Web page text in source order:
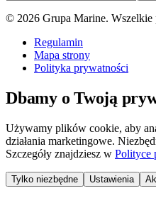
© 2026 Grupa Marine. Wszelkie
Regulamin
Mapa strony
Polityka prywatności
Dbamy o Twoją
Używamy plików cookie, aby
działania marketingowe.
Szczegóły znajdziesz w Polityce
Tylko niezbędne Ustawienia